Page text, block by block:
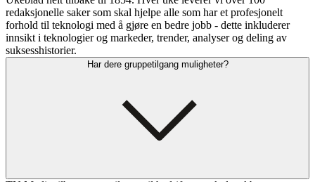
redaksjonelle saker som skal hjelpe alle som har et profesjonelt
forhold til teknologi med å gjøre en bedre jobb - dette inkluderer
innsikt i teknologier og markeder, trender, analyser og deling av
suksesshistorier.
Har dere gruppetilgang muligheter?